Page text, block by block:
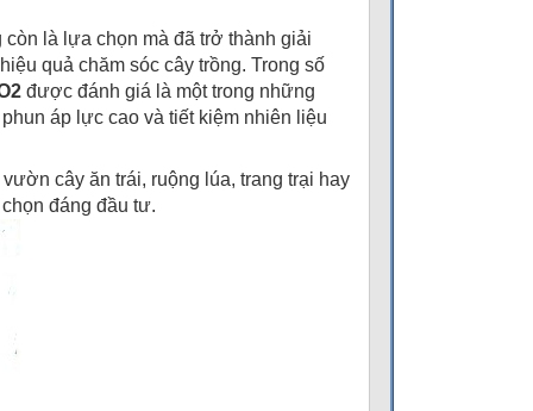
là lựa chọn mà đã trở thành giải
quả chăm sóc cây trồng. Trong số
được đánh giá là một trong những
áp lực cao và tiết kiệm nhiên liệu
cây ăn trái, ruộng lúa, trang trại hay
đáng đầu tư.